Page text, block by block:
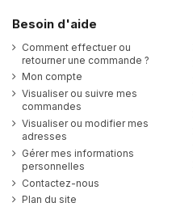
Besoin d'aide
Comment effectuer ou
retourner une commande ?
Mon compte
Visualiser ou suivre mes
commandes
Visualiser ou modifier mes
adresses
Gérer mes informations
personnelles
Contactez-nous
Plan du site